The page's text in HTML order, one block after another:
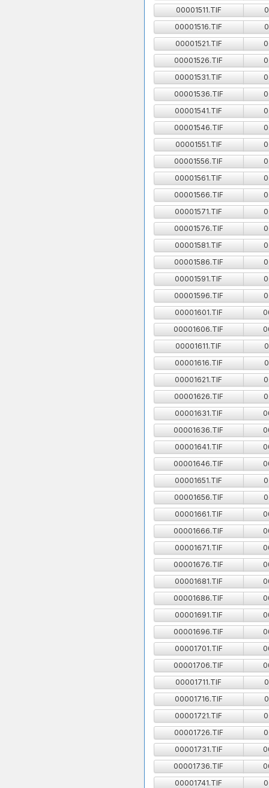
00001511.TIF
00001516.TIF
00001521.TIF
00001526.TIF
00001531.TIF
00001536.TIF
00001541.TIF
00001546.TIF
00001551.TIF
00001556.TIF
00001561.TIF
00001566.TIF
00001571.TIF
00001576.TIF
00001581.TIF
00001586.TIF
00001591.TIF
00001596.TIF
00001601.TIF
00001606.TIF
00001611.TIF
00001616.TIF
00001621.TIF
00001626.TIF
00001631.TIF
00001636.TIF
00001641.TIF
00001646.TIF
00001651.TIF
00001656.TIF
00001661.TIF
00001666.TIF
00001671.TIF
00001676.TIF
00001681.TIF
00001686.TIF
00001691.TIF
00001696.TIF
00001701.TIF
00001706.TIF
00001711.TIF
00001716.TIF
00001721.TIF
00001726.TIF
00001731.TIF
00001736.TIF
00001741.TIF